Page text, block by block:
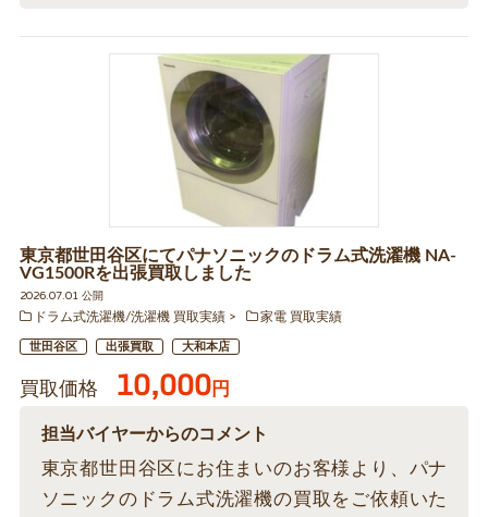
東京都世田谷区にてパナソニックのドラム式洗濯機 NA-
VG1500Rを出張買取しました
2026.07.01 公開
ドラム式洗濯機/洗濯機 買取実績
家電 買取実績
世田谷区 出張買取 大和本店
買取価格 10,000円
担当バイヤーからのコメント
東京都世田谷区にお住まいのお客様より、パナ
ソニックのドラム式洗濯機の買取をご依頼いた